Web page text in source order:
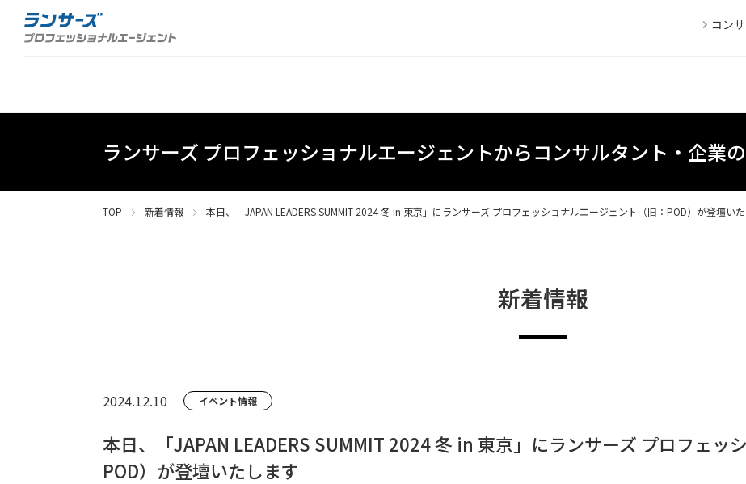
コン
ランサーズ プロフェッショナルエージェントからコンサルタント・企業
TOP 新着情報 本日、「JAPAN LEADERS SUMMIT 2024 冬 in 東京」にランサーズ プロフェッショナルエージェント（旧：POD）が登壇い
新着情報
2024.12.10 イベント情報
本日、「JAPAN LEADERS SUMMIT 2024 冬 in 東京」にランサーズ プロフェッ
POD）が登壇いたします